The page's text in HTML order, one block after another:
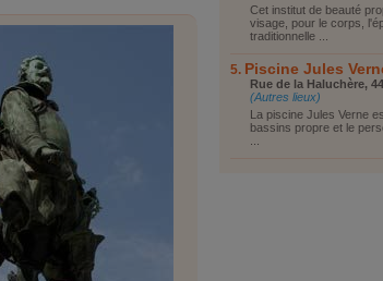
Cet institut de beauté
visage, pour le corps,
traditionnelle ...
Piscine Jules
Rue de la Haluchère,
(Autres lieux)
La piscine Jules Verne
bassins propre et le